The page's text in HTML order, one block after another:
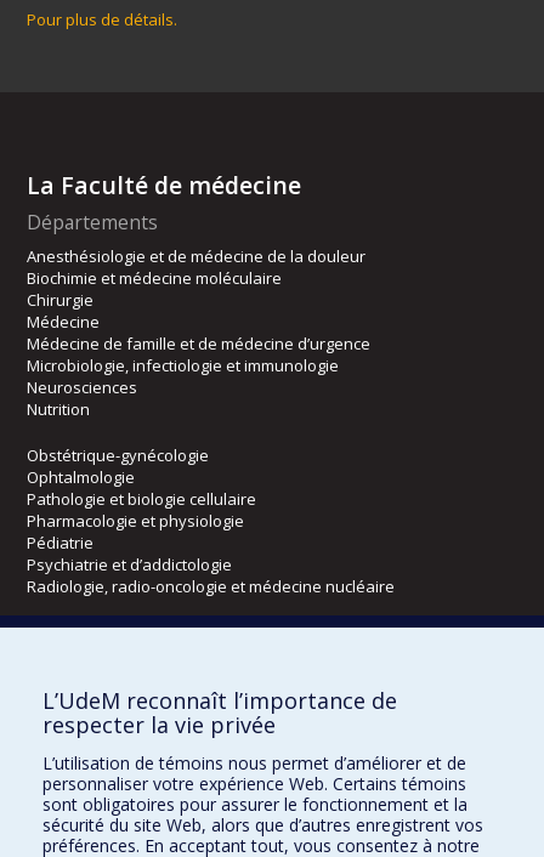
Pour plus de détails.
La Faculté de médecine
Départements
Anesthésiologie et de médecine de la douleur
Biochimie et médecine moléculaire
Chirurgie
Médecine
Médecine de famille et de médecine d’urgence
Microbiologie, infectiologie et immunologie
Neurosciences
Nutrition
Obstétrique-gynécologie
Ophtalmologie
Pathologie et biologie cellulaire
Pharmacologie et physiologie
Pédiatrie
Psychiatrie et d’addictologie
Radiologie, radio-oncologie et médecine nucléaire
Kinésiologie et des sciences de l’activité physique
Orthophonie et audiologie
Directions
DPC
L’UdeM reconnaît l’importance de
respecter la vie privée
L’utilisation de témoins nous permet d’améliorer et de
personnaliser votre expérience Web. Certains témoins
sont obligatoires pour assurer le fonctionnement et la
sécurité du site Web, alors que d’autres enregistrent vos
préférences. En acceptant tout, vous consentez à notre